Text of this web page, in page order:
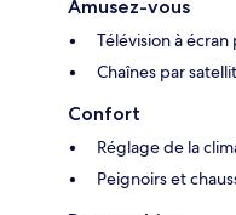
Amusez-vous
Télévision à
Chaînes par
Confort
Réglage de la
Peignoirs et